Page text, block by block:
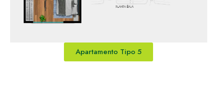
Apartamento Tipo 5